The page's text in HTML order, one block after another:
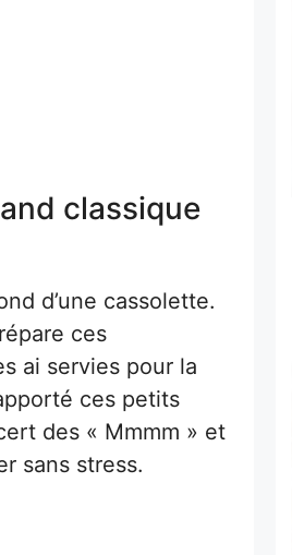
classique
d’une cassolette.
ces
ai servies pour la
ces petits
des « Mmmm » et
sans stress.